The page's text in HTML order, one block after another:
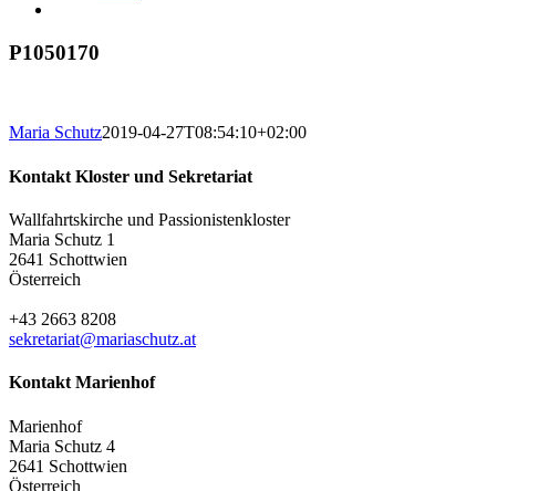
P1050170
Maria Schutz2019-04-27T08:54:10+02:00
Kontakt Kloster und Sekretariat
Wallfahrtskirche und Passionistenkloster
Maria Schutz 1
2641 Schottwien
Österreich
+43 2663 8208
sekretariat@mariaschutz.at
Kontakt Marienhof
Marienhof
Maria Schutz 4
2641 Schottwien
Österreich